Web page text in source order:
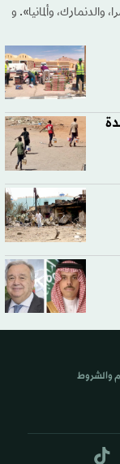
والدنمارك، وألمانيا». و
والشروط